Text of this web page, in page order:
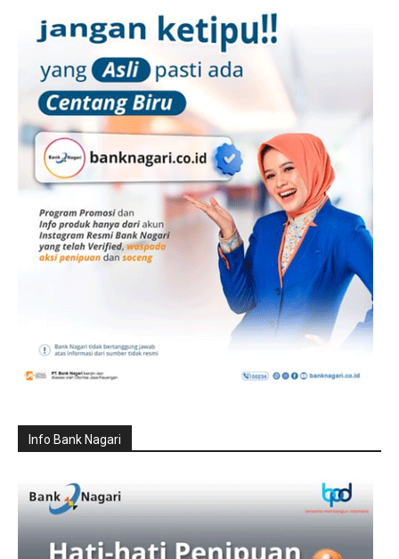
Info Bank Nagari